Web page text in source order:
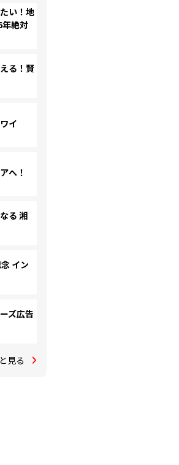
い！地
絶対
る！賢
イ
へ！
る 湘
イン
ズ広告
見る